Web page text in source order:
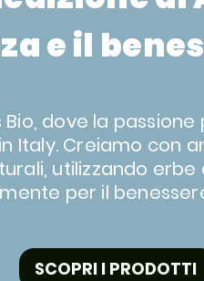
e il
Bio, dove la
Italy. Creiamo con
utilizzando
per il
SCOPRI I PRODOTTI